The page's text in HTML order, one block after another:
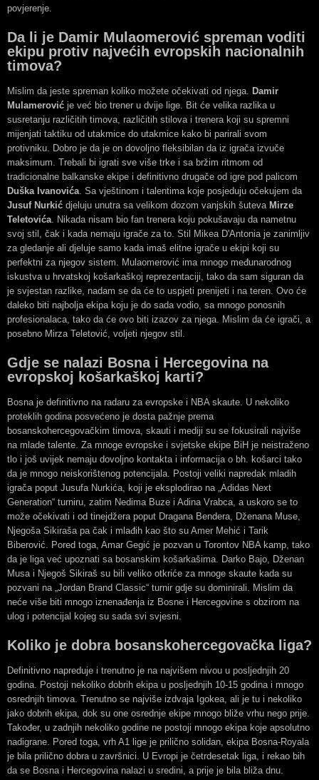
povjerenje.
Da li je Damir Mulaomerović spreman voditi
ekipu protiv najvećih evropskih nacionalnih
timova?
Mislim da jeste spreman koliko možete očekivati od njega. Damir
Mulamerović je već bio trener u dvije lige. Bit će velika razlika u
susretanju različitih timova, različitih stilova i trenera koji su spremni
mijenjati taktiku od utakmice do utakmice kako bi parirali svom
protivniku. Dobro je da je on dovoljno fleksibilan da iz igrača izvuče
maksimum. Trebali bi igrati sve više trke i sa bržim ritmom od
tradicionalne balkanske ekipe i definitivno drugače od igre pod palicom
Duška Ivanovića. Sa vještinom i talentima koje posjeduju očekujem da
Jusuf Nurkić djeluju unutra sa velikom dozom vanjskih šuteva Mirze
Teletovića. Nikada nisam bio fan trenera koju pokušavaju da nametnu
svoj stil, čak i kada nemaju igrače za to. Stil Mikea D'Antonia je zanimljiv
za gledanje ali djeluje samo kada imaš elitne igrače u ekipi koji su
perfektni za njegov sistem. Mulaomerović ima mnogo međunarodnog
iskustva u hrvatskoj košarkaškoj reprezentaciji, tako da sam siguran da
je svjestan razlike, nadam se da će to uspjeti prenijeti i na teren. Ovo će
daleko biti najbolja ekipa koju je do sada vodio, sa mnogo ponosnih
profesionalaca, tako da će ovo biti izazov za njega. Mislim da će igrači, a
posebno Mirza Teletović, voljeti njegov stil.
Gdje se nalazi Bosna i Hercegovina na
evropskoj košarkaškoj karti?
Bosna je definitivno na radaru za evropske i NBA skaute. U nekoliko
proteklih godina posvećeno je dosta pažnje prema
bosanskohercegovačkim timova, skauti i mediji su se fokusirali najviše
na mlade talente. Za mnoge evropske i svjetske ekipe BiH je neistraženo
tlo i još uvijek nemaju dovoljno kontakta i informacija o bh. košarci tako
da je mnogo neiskorištenog potencijala. Postoji veliki napredak mladih
igrača poput Jusufa Nurkića, koji je eksplodirao na „Adidas Next
Generation“ turniru, zatim Nedima Buze i Adina Vrabca, a uskoro se to
može očekivati i od tinejdžera poput Dragana Bendera, Dženana Muse,
Njegoša Sikiraša pa čak i mlađih kao što su Amer Mehić i Tarik
Biberović. Pored toga, Amar Gegić je pozvan u Torontov NBA kamp, tako
da je liga već upoznati sa bosanskim košarkašima. Darko Bajo, Dženan
Musa i Njegoš Sikiraš su bili veliko otkriće za mnoge skaute kada su
pozvani na „Jordan Brand Classic“ turnir gdje su dominirali. Mislim da
neće više biti mnogo iznenađenja iz Bosne i Hercegovine s obzirom na
ulog i potencijal kojeg su sada svi svjesni.
Koliko je dobra bosanskohercegovačka liga?
Definitivno napreduje i trenutno je na najvišem nivou u posljednjih 20
godina. Postoji nekoliko dobrih ekipa u posljednjih 10-15 godina i mnogo
osrednjih timova. Trenutno se najviše izdvaja Igokea, ali je tu i nekoliko
jako dobrih ekipa, dok su one osrednje ekipe mnogo bliže vrhu nego prije.
Također, u zadnjih nekoliko godine ne postoji mnogo ekipa koje apsolutno
nadigrane. Pored toga, vrh A1 lige je prilično solidan, ekipa Bosna-Royala
je bila prilično dobra u završnici. U Evropi je četrdesetak liga, i rekao bih
da se Bosna i Hercegovina nalazi u sredini, a prije je bila bliža dnu.